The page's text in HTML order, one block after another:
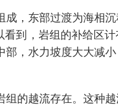
，东部过渡为海相
到，岩组的补给区
，水力坡度大大减
的越流存在。这种